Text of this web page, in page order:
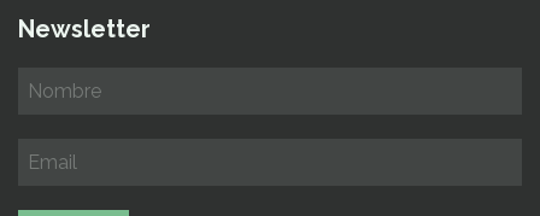
Newsletter